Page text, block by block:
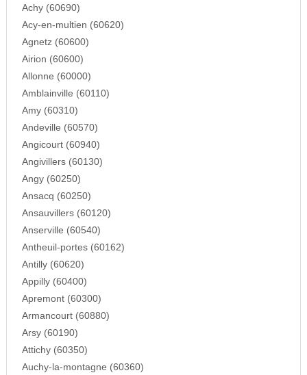
Achy (60690)
Acy-en-multien (60620)
Agnetz (60600)
Airion (60600)
Allonne (60000)
Amblainville (60110)
Amy (60310)
Andeville (60570)
Angicourt (60940)
Angivillers (60130)
Angy (60250)
Ansacq (60250)
Ansauvillers (60120)
Anserville (60540)
Antheuil-portes (60162)
Antilly (60620)
Appilly (60400)
Apremont (60300)
Armancourt (60880)
Arsy (60190)
Attichy (60350)
Auchy-la-montagne (60360)